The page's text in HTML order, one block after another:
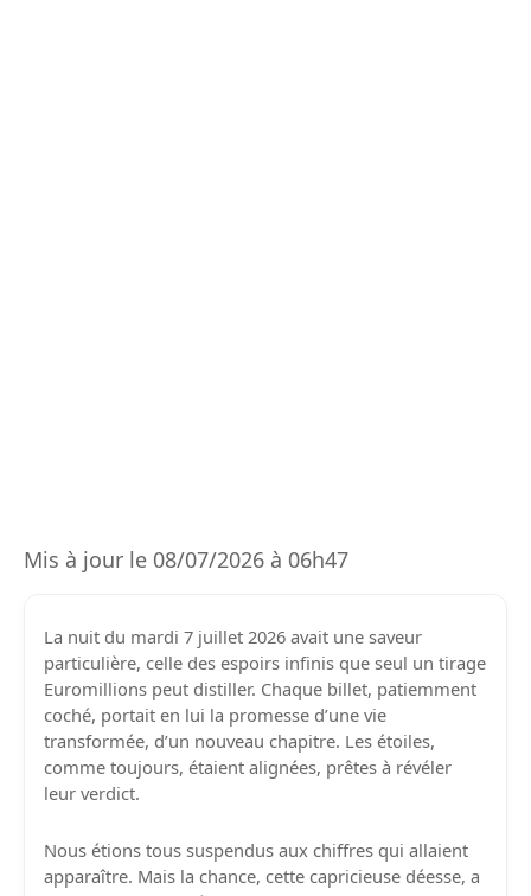
Mis à jour le 08/07/2026 à 06h47
La nuit du mardi 7 juillet 2026 avait une saveur
particulière, celle des espoirs infinis que seul un tirage
Euromillions peut distiller. Chaque billet, patiemment
coché, portait en lui la promesse d’une vie
transformée, d’un nouveau chapitre. Les étoiles,
comme toujours, étaient alignées, prêtes à révéler
leur verdict.
Nous étions tous suspendus aux chiffres qui allaient
apparaître. Mais la chance, cette capricieuse déesse, a